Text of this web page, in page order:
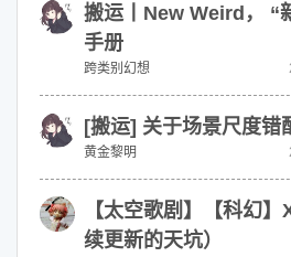
搬运丨New Weird， “
手册
跨类别幻想
[搬运] 关于场景尺度错
黄金黎明
【太空歌剧】【科幻
续更新的天坑）